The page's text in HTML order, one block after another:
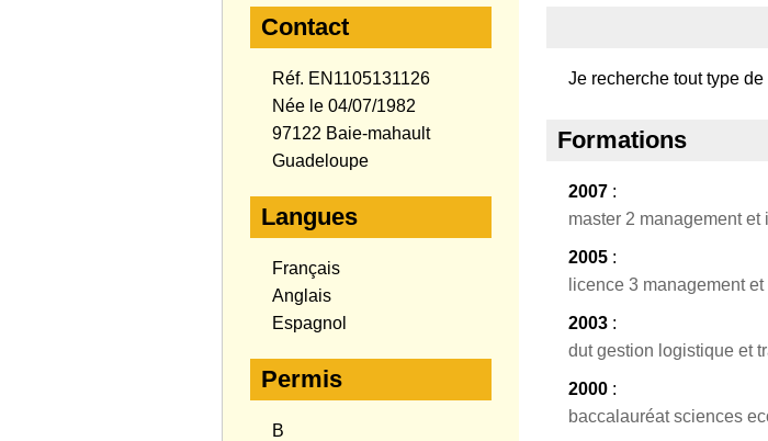
Contact
Réf. EN1105131126
Née le 04/07/1982
97122 Baie-mahault
Guadeloupe
Langues
Français
Anglais
Espagnol
Permis
B
Je recherche tout type
Formations
2007 :
master 2 management
2005 :
licence 3 management
2003 :
dut gestion logistique et
2000 :
baccalauréat sciences